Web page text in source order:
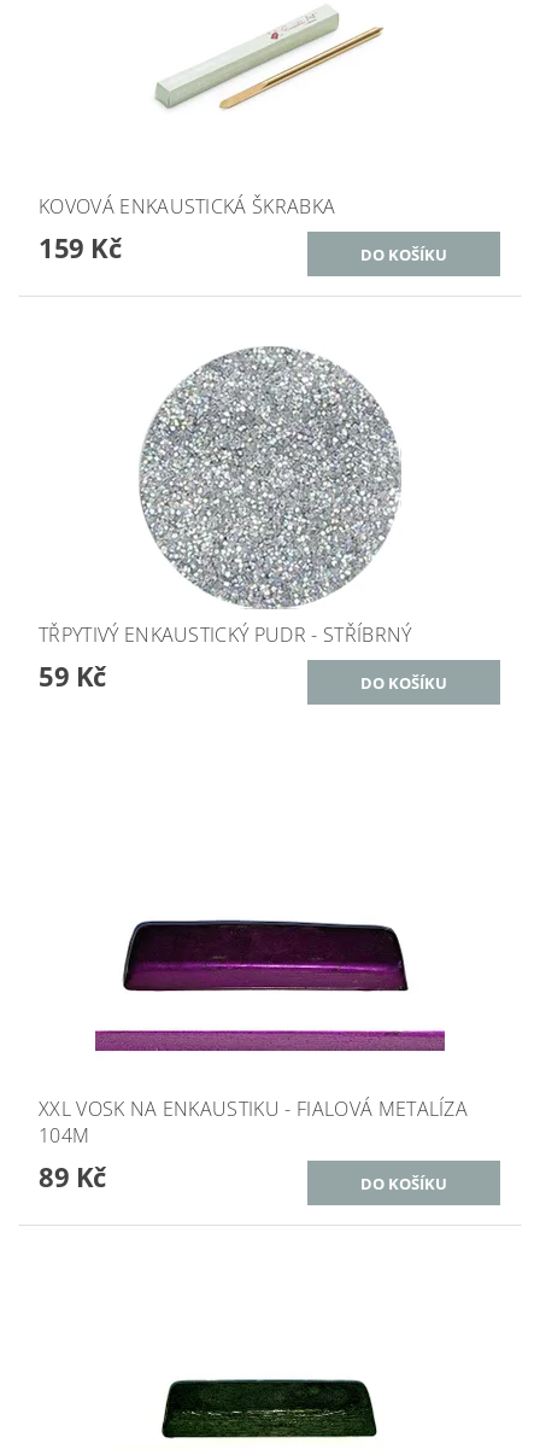
KOVOVÁ ENKAUSTICKÁ ŠKRABKA
159 Kč
TŘPYTIVÝ ENKAUSTICKÝ PUDR - STŘÍBRNÝ
59 Kč
XXL VOSK NA ENKAUSTIKU - FIALOVÁ METALÍZA
104M
89 Kč